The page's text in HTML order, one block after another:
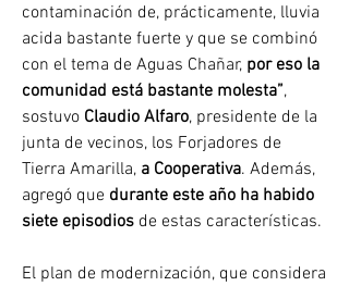
contaminación de, prácticamente, lluvia
acida bastante fuerte y que se combinó
con el tema de Aguas Chañar, por eso la
comunidad está bastante molesta”,
sostuvo Claudio Alfaro, presidente de la
junta de vecinos, los Forjadores de
Tierra Amarilla, a Cooperativa. Además,
agregó que durante este año ha habido
siete episodios de estas características.
El plan de modernización, que considera